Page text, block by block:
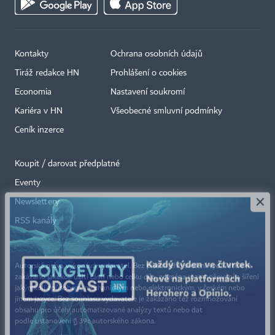
Kontakty
Tiráž redakce HN
Economia
Kariéra v HN
Ceník inzerce
Ochrana osobních údajů
Prohlášení o cookies
Nastavení soukromí
Všeobecné smluvní podmínky
Koupit / darovat předplatné
Eventy
Newslettery
RSS kanály
Autorská práva vykonává vydavatel. Bez písemného svolení vydavatele je
zakázáno jakékoli užití částí nebo celku díla, zejména rozmnožování a šíření
jakýmkoli způsobem, mechanickým nebo elektronickým, v českém nebo
jiném jazyce. Bez souhlasu vydavatele je zakázáno též rozmnožování
obsahu pro účely automatizované analýzy textů nebo dat
podle ustanovení § 39c autorského zákona.
×